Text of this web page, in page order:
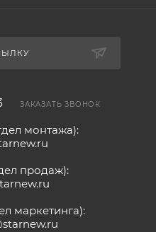
ЗАКАЗАТЬ ЗВОНОК
монтажа):
продаж):
маркетинга):